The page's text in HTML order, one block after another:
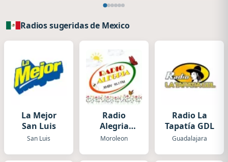
Radios sugeridas de Mexico
La Mejor
San Luis
San Luis
Radio
Alegria
XHBV
Moroleon
Radio La
Tapatía GDL
Guadalajara